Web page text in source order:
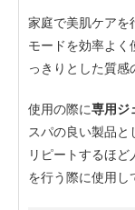
家庭で美肌ケアを
モードを効率よく
っきりとした質感
使用の際に専用ジ
スパの良い製品
リピートするほ
を行う際に使用し